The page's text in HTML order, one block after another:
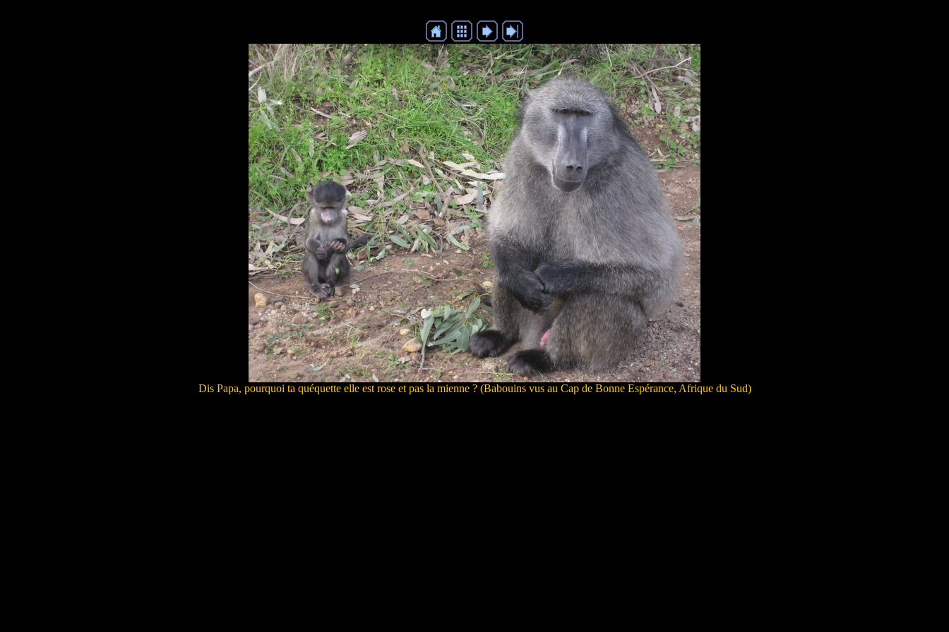
Dis Papa, pourquoi ta quéquette elle est rose et pas la mienne ? (Babouins vus au Cap de Bonne Espérance, Afrique du Sud)